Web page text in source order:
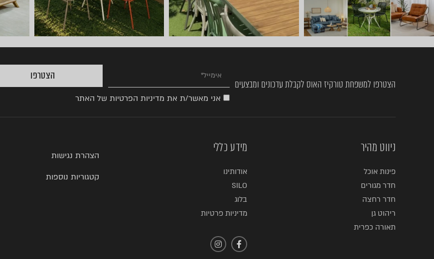
הצטרפו למשפחת טורקיז האוס לקבלת עדכונים ומבצעים
אני מאשר/ת את מדיניות הפרטיות של האתר
הצטרפו
ניווט מהיר
פינות אוכל
חדר מגורים
חדר רחצה
ריהוט גן
תאורה כפרית
מידע כללי
אודותינו
SILO
בלוג
מדיניות פרטיות
הצהרת נגישות
קטגוריות נוספות